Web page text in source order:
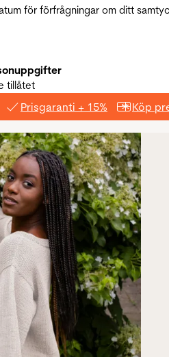
för förfrågningar om ditt
tillåtet
Prisgaranti + 15% Köp